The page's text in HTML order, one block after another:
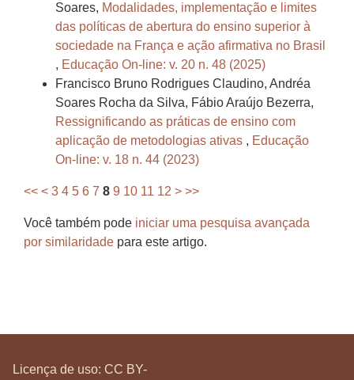
Soares, Modalidades, implementação e limites
das políticas de abertura do ensino superior à
sociedade na França e ação afirmativa no Brasil
, Educação On-line: v. 20 n. 48 (2025)
Francisco Bruno Rodrigues Claudino, Andréa
Soares Rocha da Silva, Fábio Araújo Bezerra,
Ressignificando as práticas de ensino com
aplicação de metodologias ativas , Educação
On-line: v. 18 n. 44 (2023)
<< < 3 4 5 6 7 8 9 10 11 12 > >>
Você também pode iniciar uma pesquisa avançada
por similaridade para este artigo.
Licença de uso: CC BY-